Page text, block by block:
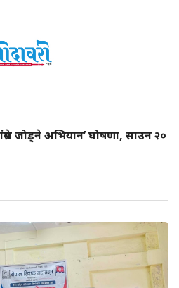
जोड्ने अभियान’ घोषणा, साउन २०